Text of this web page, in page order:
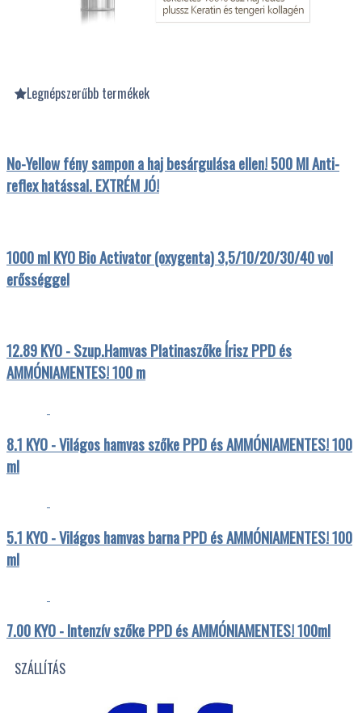
Legnépszerűbb termékek
No-Yellow fény sampon a haj besárgulása ellen! 500 Ml Anti-
reflex hatással. EXTRÉM JÓ!
1000 ml KYO Bio Activator (oxygenta) 3,5/10/20/30/40 vol
erősséggel
12.89 KYO - Szup.Hamvas Platinaszőke Írisz PPD és
AMMÓNIAMENTES! 100 m
8.1 KYO - Világos hamvas szőke PPD és AMMÓNIAMENTES! 100
ml
5.1 KYO - Világos hamvas barna PPD és AMMÓNIAMENTES! 100
ml
7.00 KYO - Intenzív szőke PPD és AMMÓNIAMENTES! 100ml
SZÁLLÍTÁS